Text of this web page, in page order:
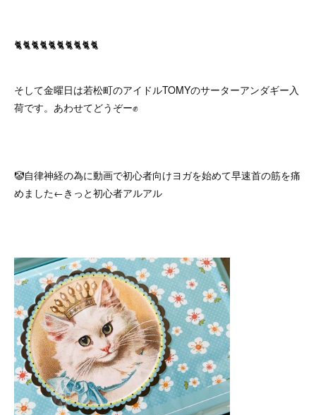
🐈🐈🐈🐈🐈🐈🐈🐈🐈🐈
そして金曜日は若松町のアイドルTOMYのサーターアンダギー入
荷です。あわせてどうぞー✊
🤡自律神経の為に動画で初心者向けヨガを始めて早速首の筋を痛
めました←きっと初心者アルアル